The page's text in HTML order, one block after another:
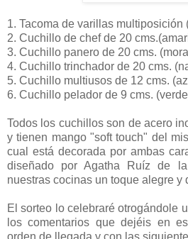
1. Tacoma de varillas multiposición
2. Cuchillo de chef de 20
3. Cuchillo panero de 20 cms.
4. Cuchillo trinchador de 20 cms.
5. Cuchillo multiusos de 12 cms.
6. Cuchillo pelador de 9 cms.
Todos los cuchillos son de acero
y tienen mango "soft touch" del
cual está decorada por ambas
diseñado por Agatha Ruíz de
nuestras cocinas un toque alegre y
El sorteo lo celebraré otrogándole
los comentarios que dejéis en